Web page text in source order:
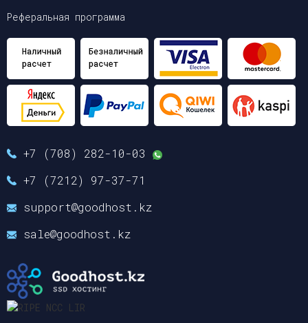
Реферальная программа
+7 (708) 282-10-03
+7 (7212) 97-37-71
support@goodhost.kz
sale@goodhost.kz